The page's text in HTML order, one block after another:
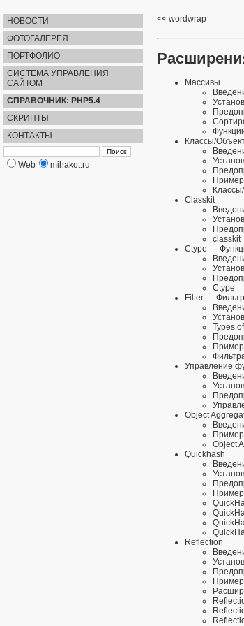
НОВОСТИ
ФОТОГАЛЕРЕЯ
ПОРТФОЛИО
СИСТЕМА УПРАВЛЕНИЯ
САЙТОМ
СПРАВОЧНИК: PHP5.4
СКРИПТЫ
КОНТАКТЫ
Web mihakot.ru
wordwrap
Массивы
Классы/
Classkit
classkit
Ctype —
Ctype
Filter —
Types
Управление
Object
Object
Quickhash
Reflection